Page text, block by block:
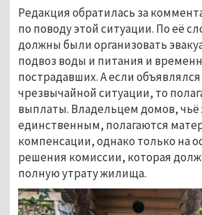
Редакция обратилась за
по поводу этой ситуации. По её
должны были организовать
подвоз воды и питания и
пострадавших. А если
чрезвычайной ситуации, то
выплаты. Владельцем домов,
единственным, полагаются
компенсации, однако только на
решения комиссии, которая
полную утрату жилища.